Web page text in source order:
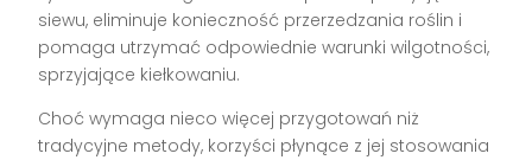
siewu, eliminuje konieczność przerzedzania roślin i
pomaga utrzymać odpowiednie warunki wilgotności,
sprzyjające kiełkowaniu.
Choć wymaga nieco więcej przygotowań niż
tradycyjne metody, korzyści płynące z jej stosowania